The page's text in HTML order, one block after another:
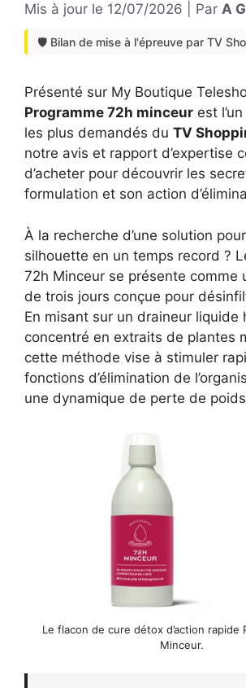
Mis à jour le 12/07/2026 Par A G
🛡️ Bilan de mise à l'épreuve par TV
Présenté sur My Boutique
Programme 72h minceur est
les plus demandés du TV
notre avis et rapport d’expertise
d’acheter pour découvrir les
formulation et son action
À la recherche d’une solution
silhouette en un temps record ?
72h Minceur se présente comme
de trois jours conçue pour
En misant sur un draineur liquide
concentré en extraits de plantes
cette méthode vise à stimuler
fonctions d’élimination de
une dynamique de perte de
Le flacon de cure détox d’action rapide
Minceur.